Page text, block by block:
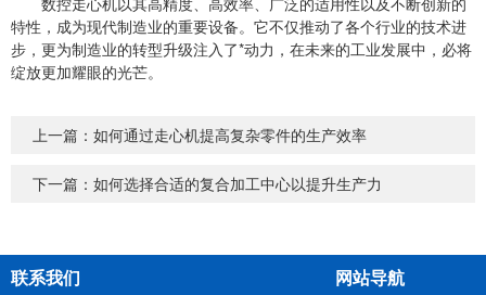
特性，成为现代制造业的重要设备。它不仅推动了各个行业的技术进
步，更为制造业的转型升级注入了*动力，在未来的工业发展中，必将
绽放更加耀眼的光芒。
上一篇： 如何通过走心机提高复杂零件的生产效率
下一篇： 如何选择合适的复合加工中心以提升生产力
联系我们 网站导航